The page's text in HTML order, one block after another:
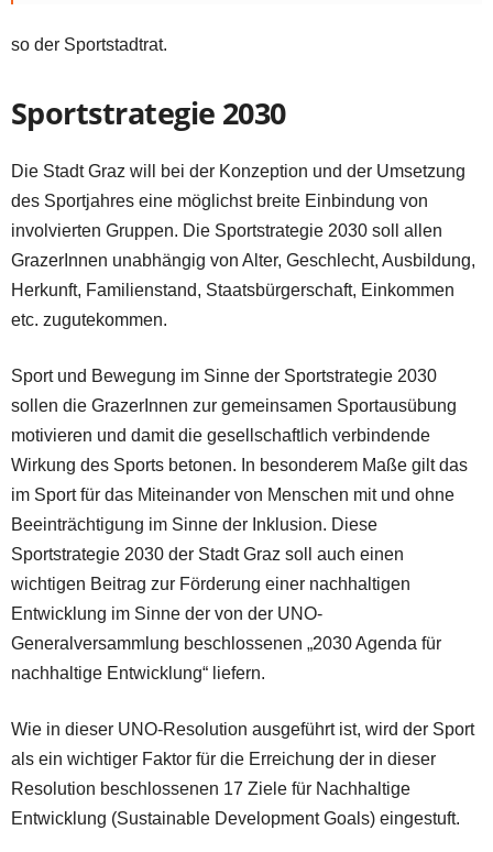
so der Sportstadtrat.
Sportstrategie 2030
Die Stadt Graz will bei der Konzeption und der Umsetzung
des Sportjahres eine möglichst breite Einbindung von
involvierten Gruppen. Die Sportstrategie 2030 soll allen
GrazerInnen unabhängig von Alter, Geschlecht, Ausbildung,
Herkunft, Familienstand, Staatsbürgerschaft, Einkommen
etc. zugutekommen.
Sport und Bewegung im Sinne der Sportstrategie 2030
sollen die GrazerInnen zur gemeinsamen Sportausübung
motivieren und damit die gesellschaftlich verbindende
Wirkung des Sports betonen. In besonderem Maße gilt das
im Sport für das Miteinander von Menschen mit und ohne
Beeinträchtigung im Sinne der Inklusion. Diese
Sportstrategie 2030 der Stadt Graz soll auch einen
wichtigen Beitrag zur Förderung einer nachhaltigen
Entwicklung im Sinne der von der UNO-
Generalversammlung beschlossenen „2030 Agenda für
nachhaltige Entwicklung“ liefern.
Wie in dieser UNO-Resolution ausgeführt ist, wird der Sport
als ein wichtiger Faktor für die Erreichung der in dieser
Resolution beschlossenen 17 Ziele für Nachhaltige
Entwicklung (Sustainable Development Goals) eingestuft.